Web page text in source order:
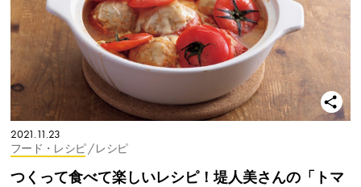
2021.11.23
フード・レシピ / レシピ
つくって食べて楽しいレシピ！堤人美さんの「トマ